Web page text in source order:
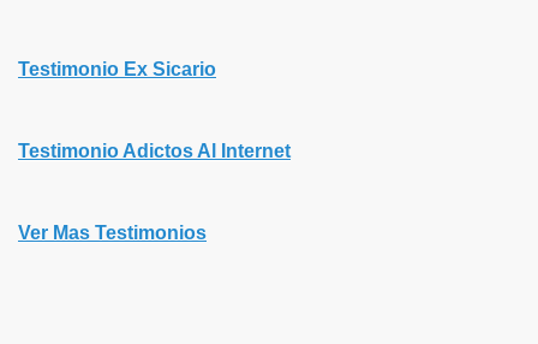
Testimonio Ex Sicario
Testimonio Adictos Al Internet
Ver Mas Testimonios